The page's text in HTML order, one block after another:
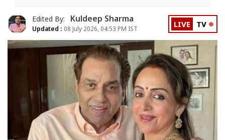
Edited By: Kuldeep Sharma
Updated : 08 July 2026, 04:53 PM IST LIVE TV